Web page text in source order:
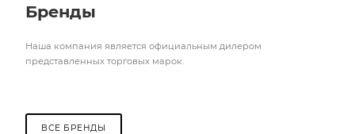
Бренды
Наша компания является официальным дилером
представленных торговых марок.
ВСЕ БРЕНДЫ